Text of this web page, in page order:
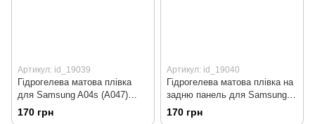
Артикул: id_19039
Гідрогелева матова плівка
для Samsung A04s (A047)
Mietubl Matte
170 грн
Артикул: id_19040
Гідрогелева матова плівка на
задню панель для Samsung
A04s (A047) Mietubl Matte
170 грн